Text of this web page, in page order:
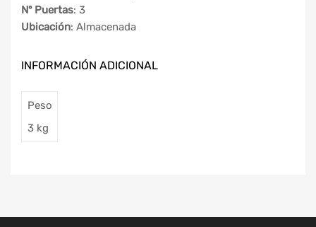
Nº Puertas: 3
Ubicación: Almacenada
INFORMACIÓN ADICIONAL
Peso
3 kg